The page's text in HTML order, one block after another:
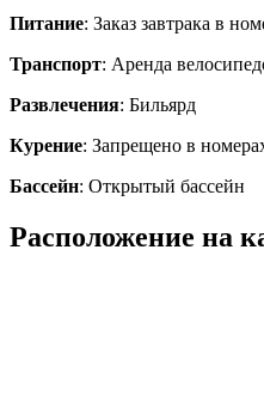
Питание: Заказ завтрака в
Транспорт: Аренда
Развлечения: Бильярд
Курение: Запрещено в
Бассейн: Открытый бассейн
Расположение на